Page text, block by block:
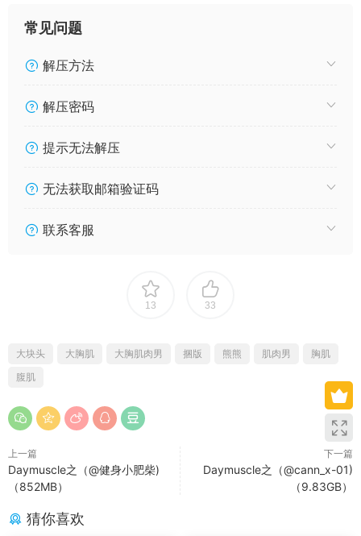
常见问题
解压方法
解压密码
提示无法解压
无法获取邮箱验证码
联系客服
13 33
大块头 大胸肌 大胸肌肉男 捆版 熊熊 肌肉男
胸肌
腹肌
上一篇
Daymuscle之（@健身小肥柴)
（852MB）
下一篇
Daymuscle之（@cann_x-01)
（9.83GB）
猜你喜欢